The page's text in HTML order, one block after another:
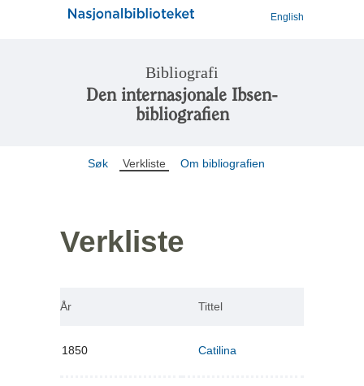
English
Bibliografi
Den internasjonale Ibsen-
bibliografien
Søk Verkliste Om bibliografien
Verkliste
År Tittel
1850 Catilina